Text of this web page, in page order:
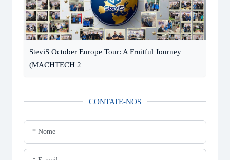
SteviS October Europe Tour: A Fruitful Journey
(MACHTECH 2
CONTATE-NOS